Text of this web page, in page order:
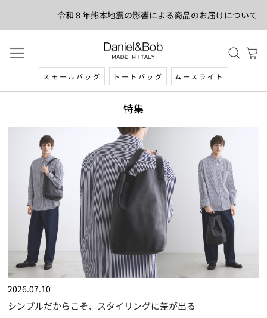
令和８年熊本地震の影響による商品のお届けについて
スモールバッグ トートバッグ ムースライト
特集
2026.07.10
シンプルだからこそ、スタイリングに差が出る